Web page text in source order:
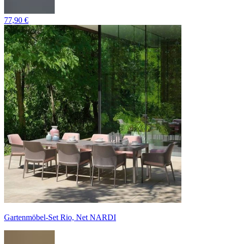
77,90 €
Gartenmöbel-Set Rio, Net NARDI